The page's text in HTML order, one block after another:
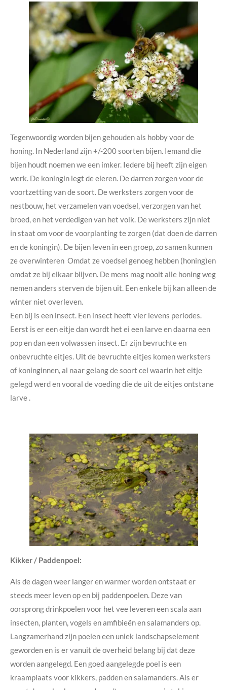
Tegenwoordig worden bijen gehouden als hobby voor de
honing. In Nederland zijn +/-200 soorten bijen. Iemand die
bijen houdt noemen we een imker. Iedere bij heeft zijn eigen
werk. De koningin legt de eieren. De darren zorgen voor de
voortzetting van de soort. De werksters zorgen voor de
nestbouw, het verzamelen van voedsel, verzorgen van het
broed, en het verdedigen van het volk. De werksters zijn niet
in staat om voor de voorplanting te zorgen (dat doen de darren
en de koningin). De bijen leven in een groep, zo samen kunnen
ze overwinteren Omdat ze voedsel genoeg hebben (honing)en
omdat ze bij elkaar blijven. De mens mag nooit alle honing weg
nemen anders sterven de bijen uit. Een enkele bij kan alleen de
winter niet overleven.
Een bij is een insect. Een insect heeft vier levens periodes.
Eerst is er een eitje dan wordt het ei een larve en daarna een
pop en dan een volwassen insect. Er zijn bevruchte en
onbevruchte eitjes. Uit de bevruchte eitjes komen werksters
of koninginnen, al naar gelang de soort cel waarin het eitje
gelegd werd en vooral de voeding die de uit de eitjes ontstane
larve .
Kikker / Paddenpoel:
Als de dagen weer langer en warmer worden ontstaat er
steeds meer leven op en bij paddenpoelen. Deze van
oorsprong drinkpoelen voor het vee leveren een scala aan
insecten, planten, vogels en amfibieën en salamanders op.
Langzamerhand zijn poelen een uniek landschapselement
geworden en is er vanuit de overheid belang bij dat deze
worden aangelegd. Een goed aangelegde poel is een
kraamplaats voor kikkers, padden en salamanders. Als er